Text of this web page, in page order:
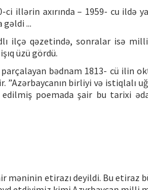
ci illərin axırında – 1959- cu ildə
gəldi ...
ilçə qəzetində, sonralar isə
üzü gördü.
bədnam 1813- cü ilin
”Azərbaycanın birliyi və istiqlalı
poemada şair bu tarixi
etirazı deyildi. Bu etiraz